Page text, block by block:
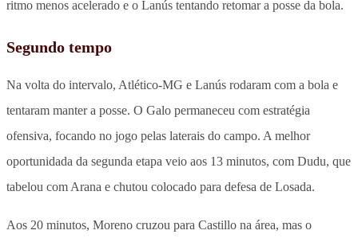
ritmo menos acelerado e o Lanús tentando retomar a posse da bola.
Segundo tempo
Na volta do intervalo, Atlético-MG e Lanús rodaram com a bola e
tentaram manter a posse. O Galo permaneceu com estratégia
ofensiva, focando no jogo pelas laterais do campo. A melhor
oportunidada da segunda etapa veio aos 13 minutos, com Dudu, que
tabelou com Arana e chutou colocado para defesa de Losada.
Aos 20 minutos, Moreno cruzou para Castillo na área, mas o